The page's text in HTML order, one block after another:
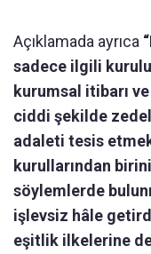
Açıklamada ayrıca
sadece ilgili
kurumsal itibarı
ciddi şekilde
adaleti tesis
kurullarından
söylemlerde
işlevsiz hâle
eşitlik ilkelerine